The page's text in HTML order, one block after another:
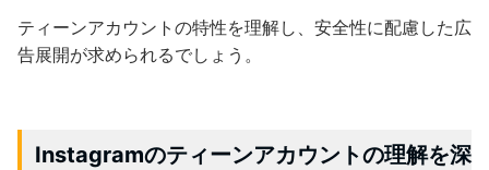
ティーンアカウントの特性を理解し、安全性に配慮した広
告展開が求められるでしょう。
Instagramのティーンアカウントの理解を深